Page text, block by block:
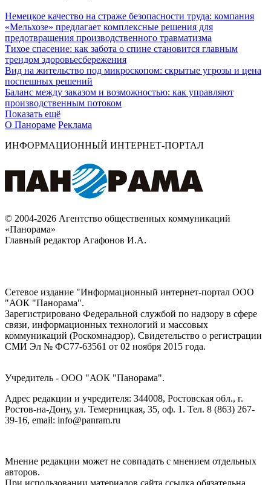
Немецкое качество на страже безопасности труда: компания
«Мельхозе» предлагает комплексные решения для
предотвращения производственного травматизма
Тихое спасение: как забота о спине становится главным
трендом здоровьесбережения
Вид на жительство под микроскопом: скрытые угрозы и цена
поспешных решений
Баланс между заказом и возможностью: как управляют
производственным потоком
Показать ещё
О Панораме Реклама
ИНФОРМАЦИОННЫЙ ИНТЕРНЕТ-ПОРТАЛ
© 2004-2026 Агентство общественных коммуникаций
«Панорама»
Главный редактор Агафонов И.А.
Сетевое издание "Информационный интернет-портал ООО
"АОК "Панорама".
Зарегистрировано Федеральной службой по надзору в сфере
связи, информационных технологий и массовых
коммуникаций (Роскомнадзор). Cвидетельство о регистрации
СМИ Эл № ФС77-63561 от 02 ноября 2015 года.
Учредитель - ООО "АОК "Панорама".
Адрес редакции и учредителя: 344008, Ростовская обл., г.
Ростов-на-Дону, ул. Темерницкая, 35, оф. 1. Тел. 8 (863) 267-
39-16, email: info@panram.ru
Мнение редакции может не совпадать с мнением отдельных
авторов.